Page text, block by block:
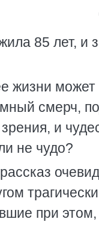
85 лет, и
жизни
смерч,
и
не чудо?
при